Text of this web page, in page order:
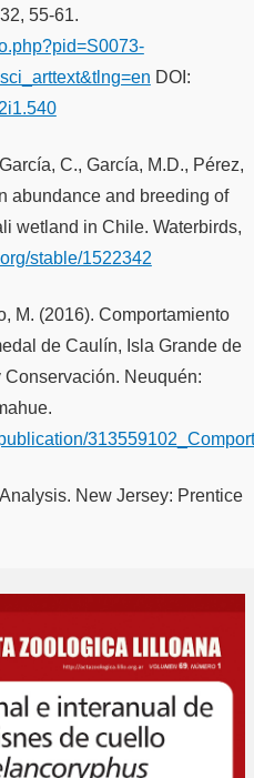
55-61.
DOI:
C., García, M.D., Pérez,
abundance and breeding of
wetland in Chile. Waterbirds,
stable/1522342
M. (2016). Comportamiento
de Caulín, Isla Grande de
Neuquén:
New Jersey: Prentice